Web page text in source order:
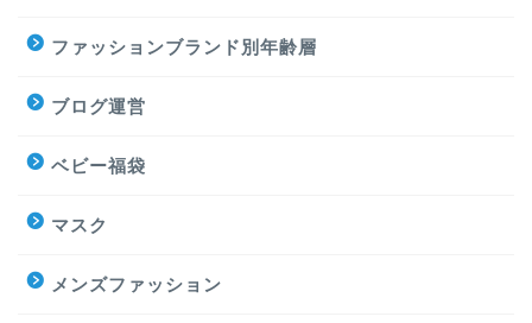
ファッションブランド別年齢層
ブログ運営
ベビー福袋
マスク
メンズファッション